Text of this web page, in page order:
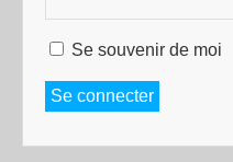
Se souvenir de moi
Se connecter